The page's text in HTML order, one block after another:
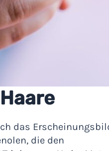
das
die den